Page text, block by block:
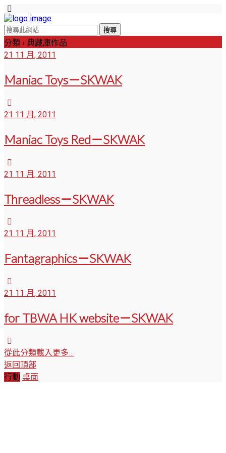
分類 › 典藏庫作品
21 11 月, 2011
Maniac Toys－SKWAK
21 11 月, 2011
Maniac Toys Red－SKWAK
21 11 月, 2011
Threadless－SKWAK
21 11 月, 2011
Fantagraphics－SKWAK
21 11 月, 2011
for TBWA HK website－SKWAK
從此分類載入更多…
返回頂部
行動 桌面